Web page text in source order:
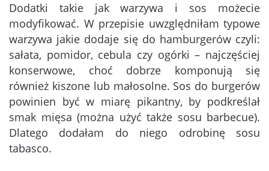
Dodatki takie jak warzywa i sos możecie
modyfikować. W przepisie uwzględniłam typowe
warzywa jakie dodaje się do hamburgerów czyli:
sałata, pomidor, cebula czy ogórki – najczęściej
konserwowe, choć dobrze komponują się
również kiszone lub małosolne. Sos do burgerów
powinien być w miarę pikantny, by podkreślał
smak mięsa (można użyć także sosu barbecue).
Dlatego dodałam do niego odrobinę sosu
tabasco.